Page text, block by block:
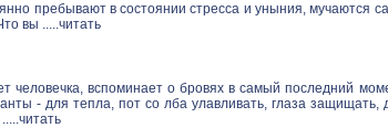
пребывают в состоянии стресса и уныния, мучаются
вы .....читать
человечка, вспоминает о бровях в самый последний
- для тепла, пот со лба улавливать, глаза
читать